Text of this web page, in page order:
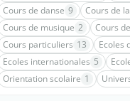
Cours de danse 9 Cours de
Cours de musique 2 Cours
Cours particuliers 13 Ecoles
Ecoles internationales 5
Orientation scolaire 1